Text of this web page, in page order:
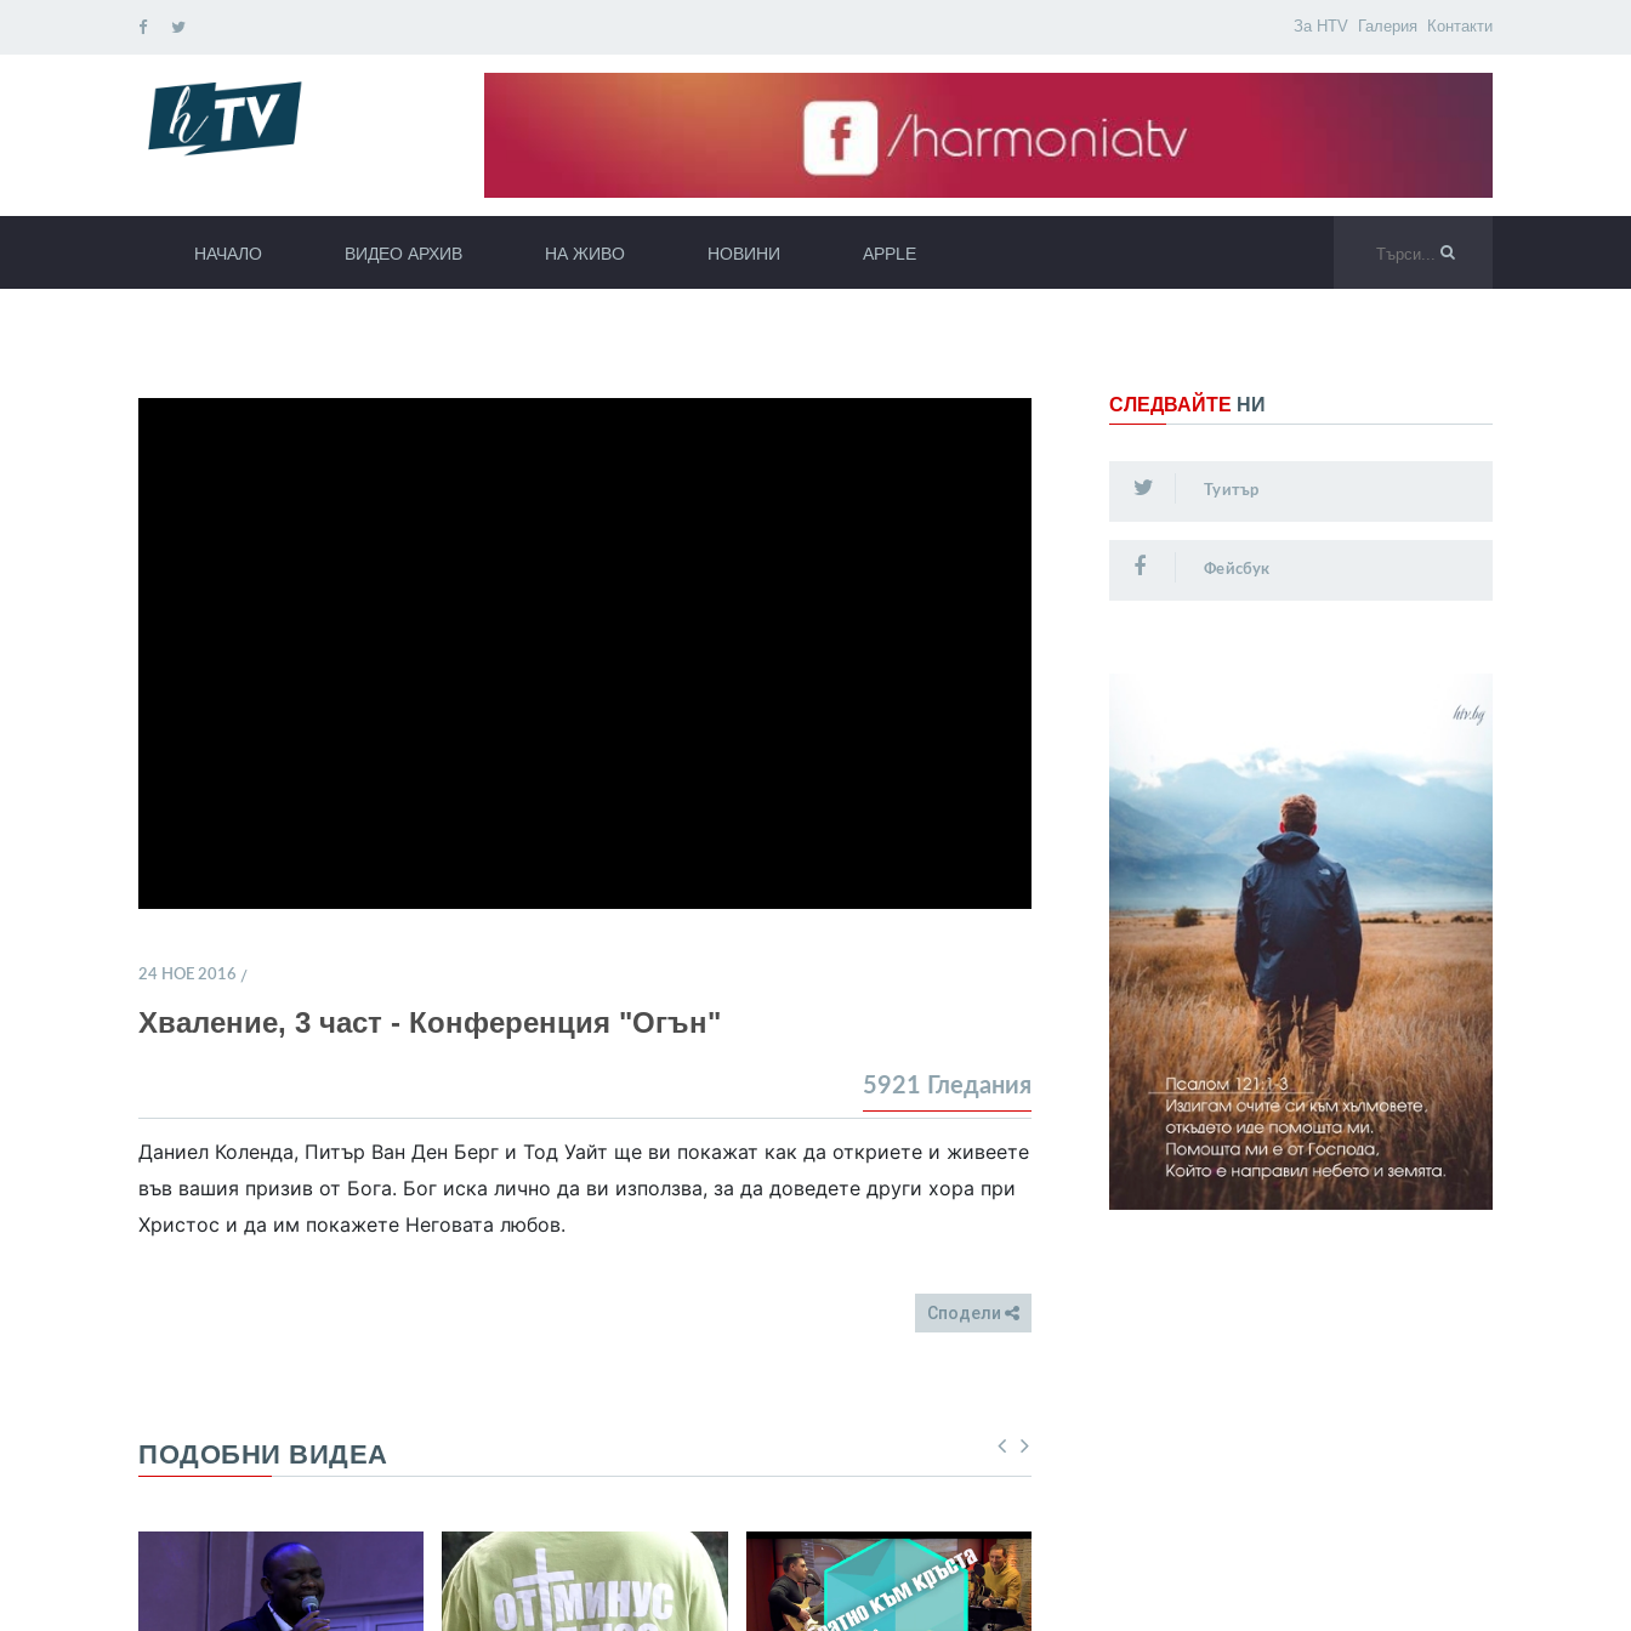
За HTV Галерия Контакти
НАЧАЛО ВИДЕО АРХИВ НА ЖИВО НОВИНИ APPLE
24 НОЕ 2016
Хваление, 3 част - Конференция "Огън"
5921 Гледания
Даниел Коленда, Питър Ван Ден Берг и Тод Уайт ще ви покажат как да откриете и живеете
във вашия призив от Бога. Бог иска лично да ви използва, за да доведете други хора при
Христос и да им покажете Неговата любов.
Сподели
ПОДОБНИ ВИДЕА
СЛЕДВАЙТЕ НИ
Туитър
Фейсбук